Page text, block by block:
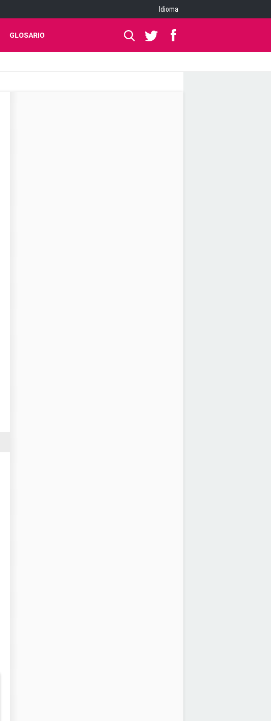
Idioma
GLOSARIO